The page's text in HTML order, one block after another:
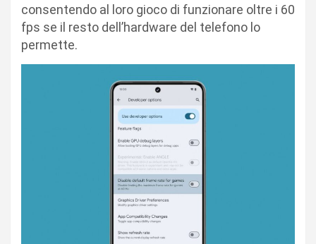
consentendo al loro gioco di funzionare oltre i 60
fps se il resto dell’hardware del telefono lo
permette.